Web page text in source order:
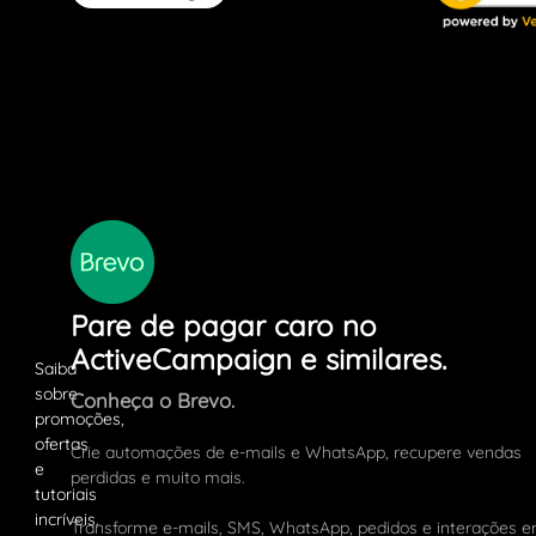
Pare de pagar caro no
ActiveCampaign e similares.
Conheça o Brevo.
Crie automações de e-mails e WhatsApp, recupere vendas
perdidas e muito mais.
Transforme e-mails, SMS, WhatsApp, pedidos e interações